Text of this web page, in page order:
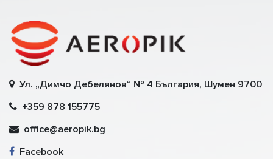
Ул. „Димчо Дебелянов“ № 4 България, Шумен 9700
+359 878 155775
office@aeropik.bg
Facebook